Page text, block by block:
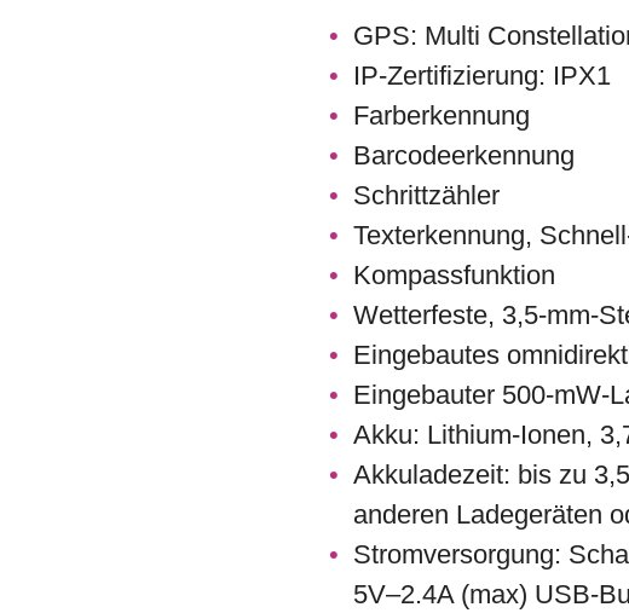
GPS: Multi
IP-Zertifizierung: IPX1
Farberkennung
Barcodeerkennung
Schrittzähler
Texterkennung,
Kompassfunktion
Wetterfeste, 3,5-mm-
Eingebautes
Eingebauter 500-mW-
Akku: Lithium-Ionen,
Akkuladezeit: bis zu
anderen Ladegeräten
Stromversorgung:
5V–2.4A (max) USB-